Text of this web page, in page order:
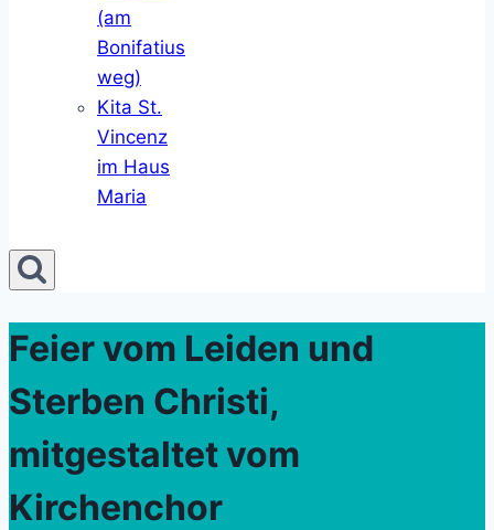
(am
Bonifatius
weg)
Kita St.
Vincenz
im Haus
Maria
Feier vom Leiden und
Sterben Christi,
mitgestaltet vom
Kirchenchor